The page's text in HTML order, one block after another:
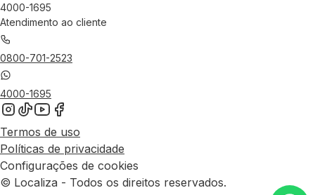
4000-1695
Atendimento ao cliente
0800-701-2523
4000-1695
Termos de uso
Políticas de privacidade
Configurações de cookies
© Localiza - Todos os direitos reservados.